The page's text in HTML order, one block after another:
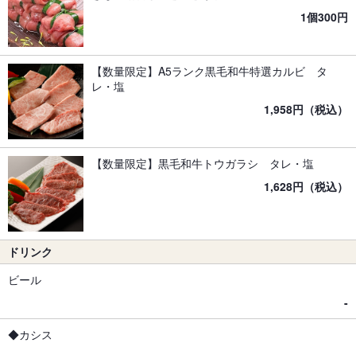
1個300円
【数量限定】A5ランク黒毛和牛特選カルビ タ
レ・塩
1,958円（税込）
【数量限定】黒毛和牛トウガラシ タレ・塩
1,628円（税込）
ドリンク
ビール
-
◆カシス